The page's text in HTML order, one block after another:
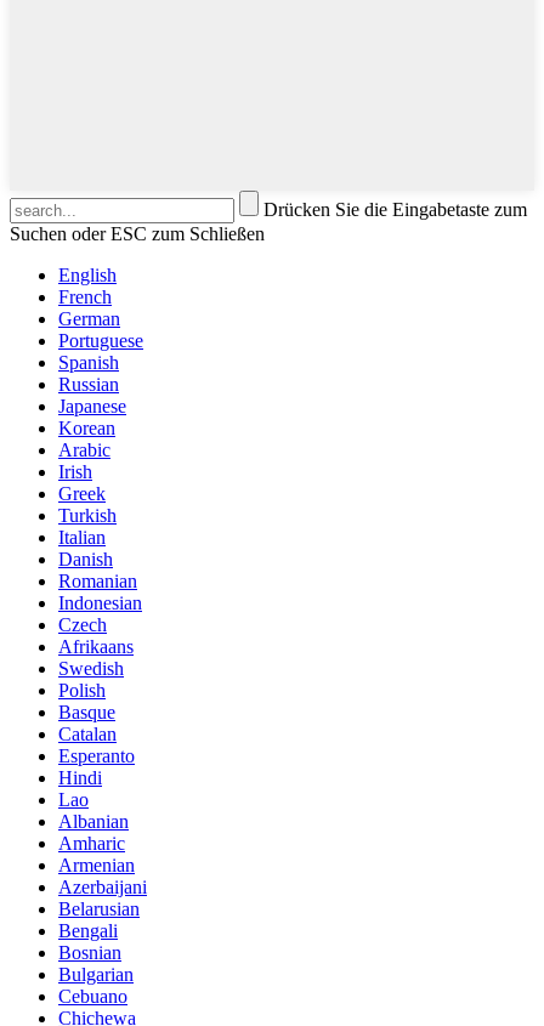
Drücken Sie die Eingabetaste zum
Suchen oder ESC zum Schließen
English
French
German
Portuguese
Spanish
Russian
Japanese
Korean
Arabic
Irish
Greek
Turkish
Italian
Danish
Romanian
Indonesian
Czech
Afrikaans
Swedish
Polish
Basque
Catalan
Esperanto
Hindi
Lao
Albanian
Amharic
Armenian
Azerbaijani
Belarusian
Bengali
Bosnian
Bulgarian
Cebuano
Chichewa